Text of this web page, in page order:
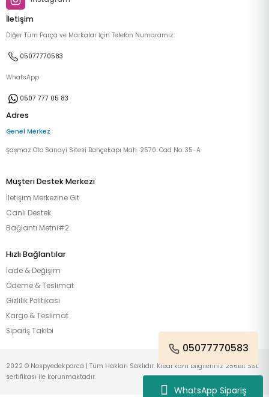
WhatsApp Sipariş
İletişim
Diğer Tüm Parça ve Markalar İçin Telefon Numaramız:
05077770583
WhatsApp
0507 777 05 83
Adres
Genel Merkez
Şaşmaz Oto Sanayi Sitesi Bahçekapı Mah. 2570. Cad No: 35-A
Müşteri Destek Merkezi
İletişim Merkezine Git
Canlı Destek
Bağlantı Metni#2
Hızlı Bağlantılar
İade & Değişim
Ödeme & Teslimat
Gizlilik Politikası
Kargo & Teslimat
Sipariş Takibi
05077770583
2022 © Nospyedekparca | Tüm Hakları Saklıdır. Kredi kartı bilgileriniz 256Bit SSL
sertifikası ile korunmaktadır.